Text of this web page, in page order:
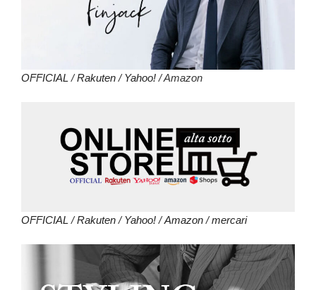
OFFICIAL /Rakuten/Yahoo!/ Amazon
OFFICIAL /Rakuten/Yahoo!/Amazon/mercari